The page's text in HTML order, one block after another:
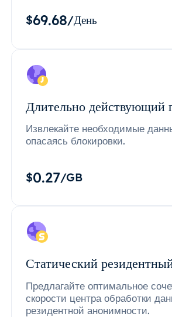
$69.68/День
Длительно действующий
Извлекайте необходимые
опасаясь блокировки.
$0.27/GB
Статический
Предлагайте оптимальное
скорости центра обработки
резидентной анонимности.